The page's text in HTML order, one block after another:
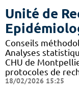
Unité de
Conseils
Analyses
CHU de
protocoles de
18/02/2026 15:25